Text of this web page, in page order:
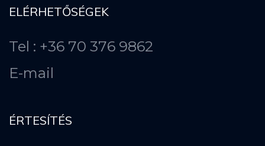
ELÉRHETŐSÉGEK
Tel : +36 70 376 9862
E-mail
ÉRTESÍTÉS